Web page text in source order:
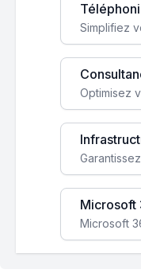
Microsoft